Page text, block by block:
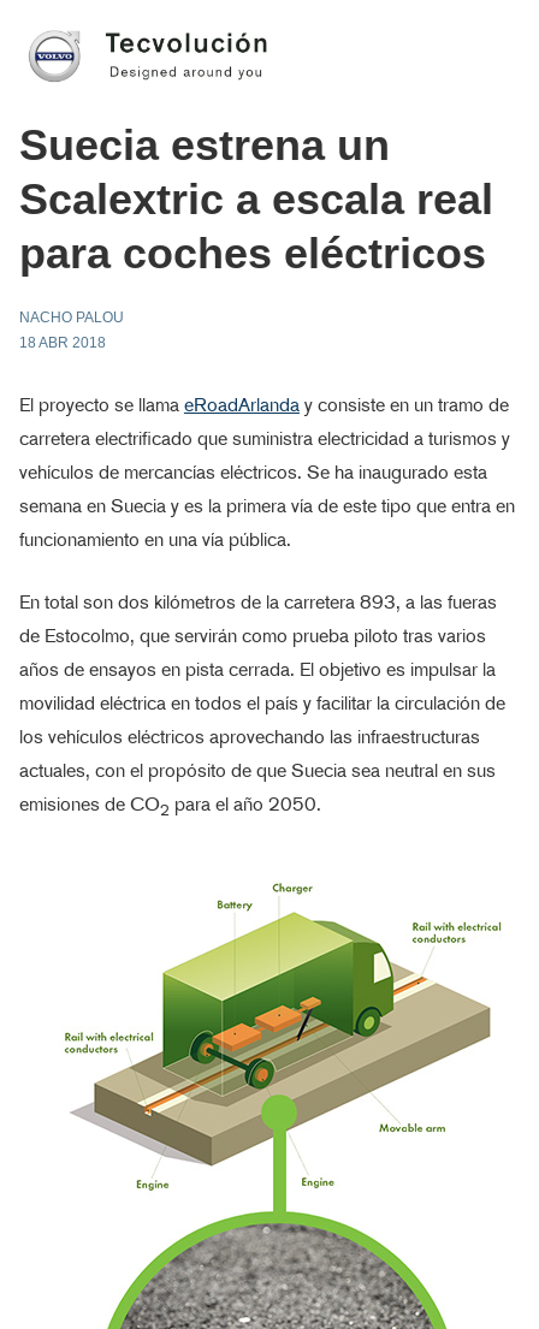
Suecia estrena un
Scalextric a escala real
para coches eléctricos
NACHO PALOU
18 ABR 2018
El proyecto se llama eRoadArlanda y consiste en un tramo de
carretera electrificado que suministra electricidad a turismos y
vehículos de mercancías eléctricos. Se ha inaugurado esta
semana en Suecia y es la primera vía de este tipo que entra en
funcionamiento en una vía pública.
En total son dos kilómetros de la carretera 893, a las fueras
de Estocolmo, que servirán como prueba piloto tras varios
años de ensayos en pista cerrada. El objetivo es impulsar la
movilidad eléctrica en todos el país y facilitar la circulación de
los vehículos eléctricos aprovechando las infraestructuras
actuales, con el propósito de que Suecia sea neutral en sus
emisiones de CO2 para el año 2050.